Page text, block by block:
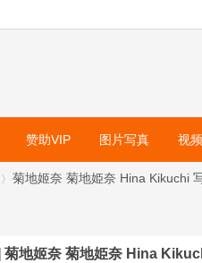
赞助VIP 图片写真 视
菊地姬奈 菊地姫奈 Hina Kikuchi
菊地姬奈 菊地姫奈 Hina